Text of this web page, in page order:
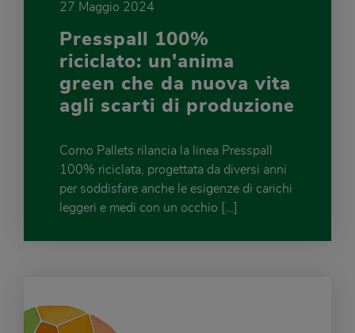
27 Maggio 2024
Presspall 100%
riciclato: un'anima
green che da nuova vita
agli scarti di produzione
Corno Pallets rilancia la linea Presspall
100% riciclata, progettata da diversi anni
per soddisfare anche le esigenze di carichi
leggeri e medi con un occhio […]